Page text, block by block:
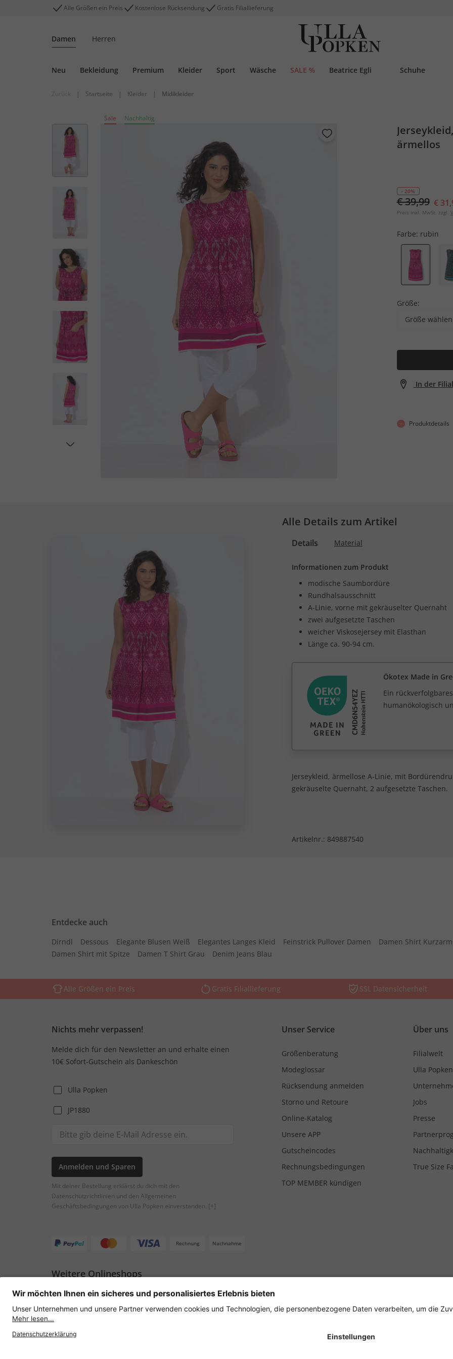
Alle Größen ein Preis Kostenlose Rücksendung Gratis Filiallieferung
Damen Herren
Neu Bekleidung Premium Kleider Sport Wäsche SALE % Beatrice Egli Schuhe
| Startseite | Kleider | Midikleider
Sale Nachhaltig
ärmellos
- 20%
€ 39,99 €
Preis inkl. MwSt. zzgl.
Farbe: rubin
Größe:
Größe wählen
In der
Produktdetails
Alle Details zum Artikel
Details Material
Informationen zum Produkt
modische Saumbordüre
Rundhalsausschnitt
A-Linie, vorne mit gekräuselter Quernaht
zwei aufgesetzte Taschen
weicher Viskosejersey mit Elasthan
Länge ca. 90-94 cm.
Ökotex Made in
Ein
humanökologisch
Jerseykleid, ärmellose A-Linie, mit
gekräuselte Quernaht, 2 aufgesetzte Taschen.
Artikelnr.: 849887540
Entdecke auch
Dirndl Dessous Elegante Blusen Weiß Elegantes Langes Kleid Feinstrick Pullover Damen
Damen Shirt Kurzarm
Damen Shirt mit Spitze
Damen T Shirt Grau Denim Jeans Blau
Alle Größen ein Preis Gratis Filiallieferung SSL Datensicherheit
Nichts mehr verpassen!
Melde dich für den Newsletter an und erhalte einen
10€ Sofort-Gutschein als Dankeschön
Ulla Popken
JP1880
Anmelden und Sparen
Mit deiner Bestellung erklärst du dich mit den
Datenschutzrichtlinien und den Allgemeinen
Geschäftsbedingungen von Ulla Popken einverstanden. [+]
Unser Service
Größenberatung
Modeglossar
Rücksendung anmelden
Storno und Retoure
Online-Katalog
Unsere APP
Gutscheincodes
Rechnungsbedingungen
TOP MEMBER kündigen
Über uns
Filialwelt
Ulla
Jobs
Presse
True Size
Rechnung Nachnahme
Weitere Onlineshops
Österreich